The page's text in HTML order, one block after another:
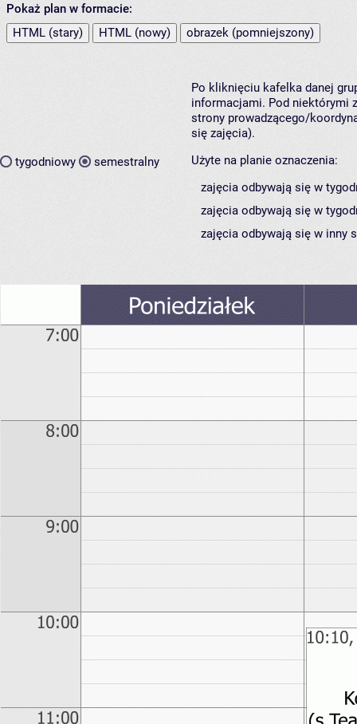
Pokaż plan w formacie:
HTML (stary)
HTML (nowy) obrazek (pomniejszony)
tygodniowy semestralny
Po kliknięciu kafelka danej
informacjami. Pod niektórymi
strony prowadzącego/
się zajęcia).
Użyte na planie oznaczenia:
zajęcia odbywają się w
zajęcia odbywają się w
zajęcia odbywają się w inny